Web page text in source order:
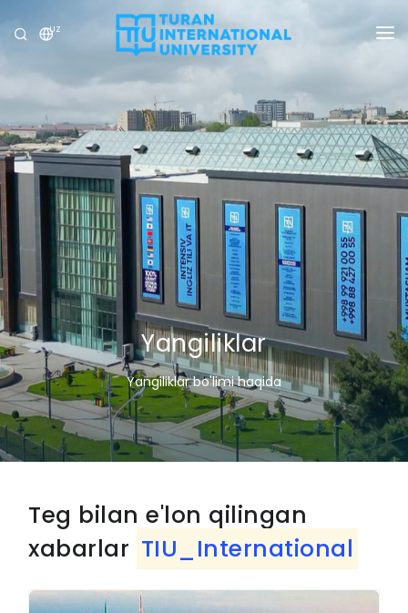
UZ
UNIVERSITET
DASTURLAR
QABUL
TADQIQOT
XALQARO ALOQALAR
YANGILIKLAR
OLIMPIADA
Yangiliklar
Yangiliklar bo'limi haqida
Teg bilan e'lon qilingan
xabarlar TIU_International